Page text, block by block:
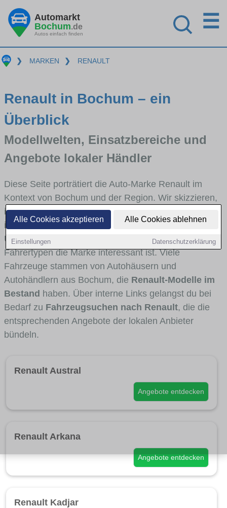
Alle Cookies akzeptieren Alle Cookies ablehnen
Einstellungen Datenschutzerklärung
Automarkt
Bochum.de
Autos einfach finden
☰
❯ MARKEN ❯ RENAULT
Renault in Bochum – ein
Überblick
Modellwelten, Einsatzbereiche und
Angebote lokaler Händler
Diese Seite porträtiert die Auto-Marke Renault im
Kontext von Bochum und der Region. Wir skizzieren,
in welchen Fahrzeugklassen Renault stark vertreten
ist, welche Modellreihen häufig im Stadt- und
Umlandverkehr zu sehen sind und für welche
Fahrertypen die Marke interessant ist. Viele
Fahrzeuge stammen von Autohäusern und
Autohändlern aus Bochum, die Renault-Modelle im
Bestand haben. Über interne Links gelangst du bei
Bedarf zu Fahrzeugsuchen nach Renault, die die
entsprechenden Angebote der lokalen Anbieter
bündeln.
Renault Austral
Angebote entdecken
Renault Arkana
Angebote entdecken
Renault Kadjar